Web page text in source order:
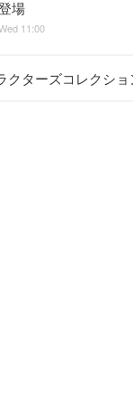
場
11:00
クターズコレクショ